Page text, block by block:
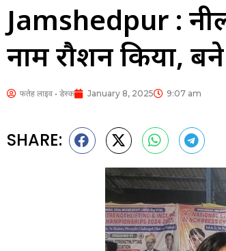
Jamshedpur :
नाम रौशन किया,
फतेह लाइव • डेस्क January 8, 2025 9:07 am
SHARE: